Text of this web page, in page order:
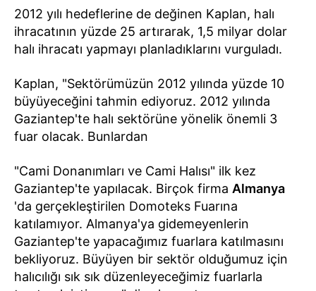
2012 yılı hedeflerine de değinen Kaplan, halı
ihracatının yüzde 25 artırarak, 1,5 milyar dolar
halı ihracatı yapmayı planladıklarını vurguladı.
Kaplan, "Sektörümüzün 2012 yılında yüzde 10
büyüyeceğini tahmin ediyoruz. 2012 yılında
Gaziantep'te halı sektörüne yönelik önemli 3
fuar olacak. Bunlardan
"Cami Donanımları ve Cami Halısı" ilk kez
Gaziantep'te yapılacak. Birçok firma Almanya
'da gerçekleştirilen Domoteks Fuarına
katılamıyor. Almanya'ya gidemeyenlerin
Gaziantep'te yapacağımız fuarlara katılmasını
bekliyoruz. Büyüyen bir sektör olduğumuz için
halıcılığı sık sık düzenleyeceğimiz fuarlarla